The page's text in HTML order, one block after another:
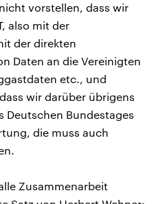
vorstellen, dass wir
also mit der
der direkten
Daten an die Vereinigten
etc., und
wir darüber übrigens
Deutschen Bundestages
die muss auch
Zusammenarbeit